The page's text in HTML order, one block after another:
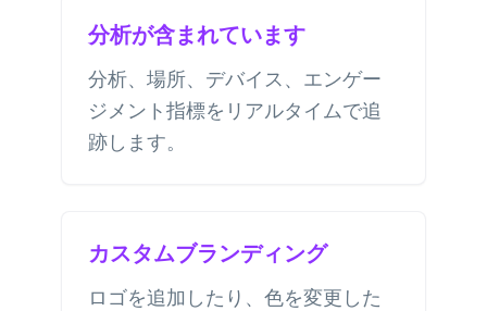
分析が含まれています
分析、場所、デバイス、エンゲー
ジメント指標をリアルタイムで追
跡します。
カスタムブランディング
ロゴを追加したり、色を変更した